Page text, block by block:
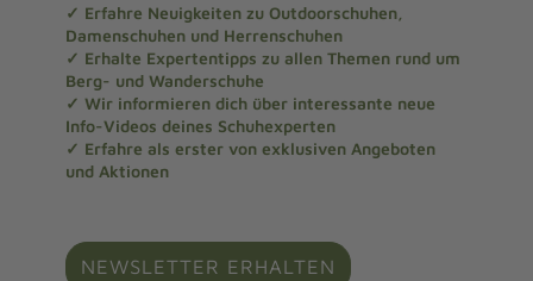
✓ Erfahre Neuigkeiten zu Outdoorschuhen,
Damenschuhen und Herrenschuhen
✓ Erhalte Expertentipps zu allen Themen rund um
Berg- und Wanderschuhe
✓ Wir informieren dich über interessante neue
Info-Videos deines Schuhexperten
✓ Erfahre als erster von exklusiven Angeboten
und Aktionen
NEWSLETTER ERHALTEN